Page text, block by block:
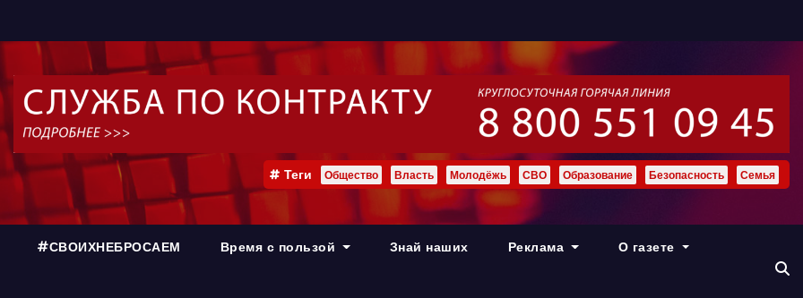
Теги Общество Власть Молодёжь СВО Образование Безопасность Семья
#СВОИХНЕБРОСАЕМ Время с пользой Знай наших Реклама О газете